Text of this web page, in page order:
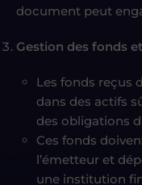
document peut
Gestion des fonds
Les fonds reçus
dans des actifs
des obligations
Ces fonds
l’émetteur et
une institution